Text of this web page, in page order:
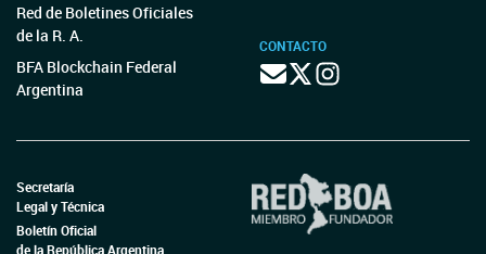
Red de Boletines Oficiales
de la R. A.
BFA Blockchain Federal
Argentina
CONTACTO
Secretaría
Legal y Técnica
Boletín Oficial
de la República Argentina